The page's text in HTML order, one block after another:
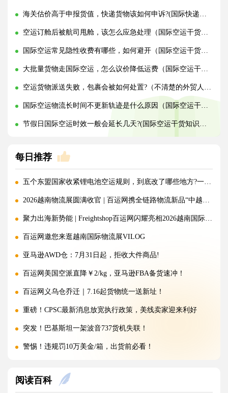
海关估价高于申报货值，快递货物该如何申诉?(国际快递干货知识分享)
空运订舱后被航司甩舱，该怎么应急处理（国际空运干货知识分享）
国际空运常见隐性收费有哪些，如何避开（国际空运干货知识分享）
大批量货物走国际空运，怎么议价降低运费（国际空运干货知识分享）
空运货物派送失败，包裹会被如何处置?（不清楚的外贸人看过来）
国际空运物流长时间不更新轨迹是什么原因（国际空运干货知识分享）
节假日国际空运时效一般会延长几天?(国际空运干货知识分享)
每日推荐
五个东盟国家收紧锂电池空运规则，到底改了哪些地方?一文讲清!
2026越南物流展圆满收官 | 百运网携全链路物流新品“中越美专线”强势出圈！
聚力出海新势能 | Freightshop百运网闪耀亮相2026越南国际物流展
百运网邀您来逛越南国际物流展VILOG
亚马逊AWD仓：7月31日起，拒收大件商品!
百运网美国空派直降￥2/kg，亚马逊FBA备货速冲！
百运网义乌仓乔迁｜7.16起货物统一送新址！
重磅！CPSC最新消息放宽执行政策，美线卖家迎来利好
突发！巴基斯坦一架波音737货机失联！
警惕！违规罚10万美金/箱，出货前必看！
警报!美国海关连发四道“封杀令”，你的货还能顺利进美国吗?
阅读百科